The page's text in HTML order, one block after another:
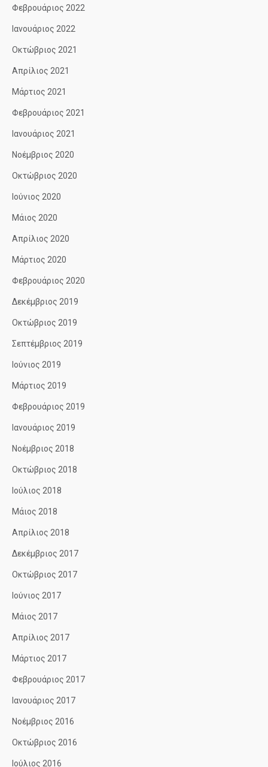
Φεβρουάριος 2022
Ιανουάριος 2022
Οκτώβριος 2021
Απρίλιος 2021
Μάρτιος 2021
Φεβρουάριος 2021
Ιανουάριος 2021
Νοέμβριος 2020
Οκτώβριος 2020
Ιούνιος 2020
Μάιος 2020
Απρίλιος 2020
Μάρτιος 2020
Φεβρουάριος 2020
Δεκέμβριος 2019
Οκτώβριος 2019
Σεπτέμβριος 2019
Ιούνιος 2019
Μάρτιος 2019
Φεβρουάριος 2019
Ιανουάριος 2019
Νοέμβριος 2018
Οκτώβριος 2018
Ιούλιος 2018
Μάιος 2018
Απρίλιος 2018
Δεκέμβριος 2017
Οκτώβριος 2017
Ιούνιος 2017
Μάιος 2017
Απρίλιος 2017
Μάρτιος 2017
Φεβρουάριος 2017
Ιανουάριος 2017
Νοέμβριος 2016
Οκτώβριος 2016
Ιούλιος 2016